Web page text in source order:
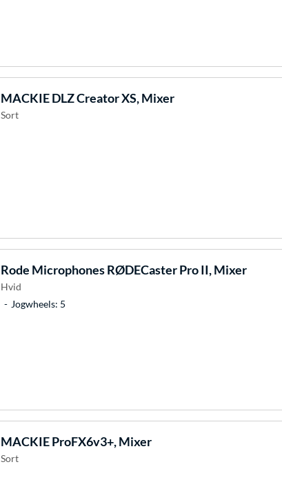
MACKIEDLZ Creator XS, Mixer
Sort
Rode MicrophonesRØDECaster Pro II, Mixer
Hvid
Jogwheels: 5
MACKIEProFX6v3+, Mixer
Sort